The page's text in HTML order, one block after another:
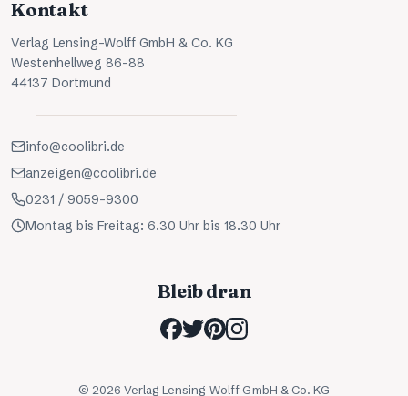
Kontakt
Verlag Lensing-Wolff GmbH & Co. KG
Westenhellweg 86-88
44137 Dortmund
info@coolibri.de
anzeigen@coolibri.de
0231 / 9059-9300
Montag bis Freitag: 6.30 Uhr bis 18.30 Uhr
Bleib dran
© 2026 Verlag Lensing-Wolff GmbH & Co. KG